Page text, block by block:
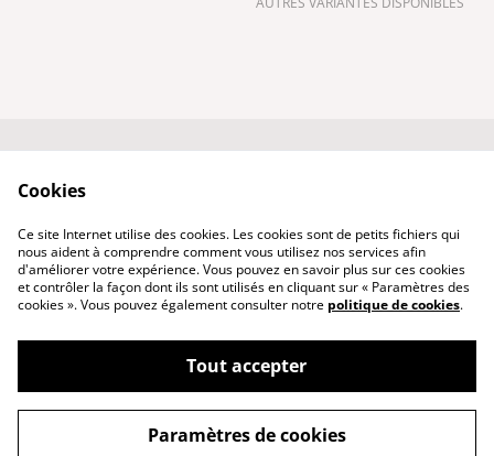
Conditions générales
Qui suis-je ?
Politique de cookies
Nous contacter
©2026PhenixCuir & PhenixBijoux
powered by
Cookies
Ce site Internet utilise des cookies. Les cookies sont de petits fichiers qui
nous aident à comprendre comment vous utilisez nos services afin
d'améliorer votre expérience. Vous pouvez en savoir plus sur ces cookies
et contrôler la façon dont ils sont utilisés en cliquant sur « Paramètres des
cookies ». Vous pouvez également consulter notre politique de cookies.
Tout accepter
Paramètres de cookies